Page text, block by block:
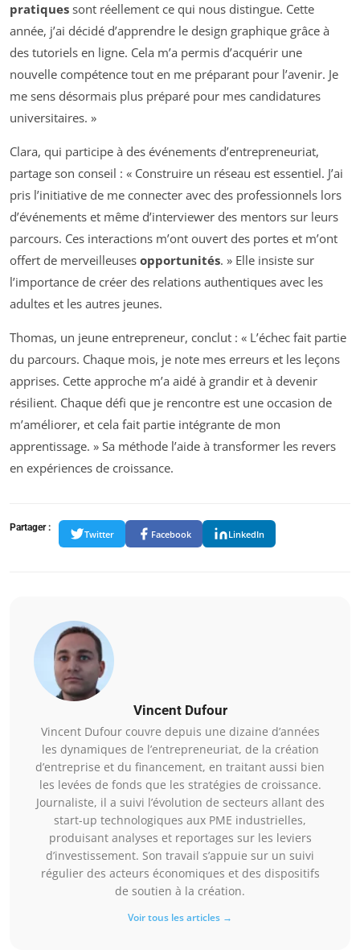
pratiques sont réellement ce qui nous distingue. Cette
année, j’ai décidé d’apprendre le design graphique grâce à
des tutoriels en ligne. Cela m’a permis d’acquérir une
nouvelle compétence tout en me préparant pour l’avenir. Je
me sens désormais plus préparé pour mes candidatures
universitaires. »
Clara, qui participe à des événements d’entrepreneuriat,
partage son conseil : « Construire un réseau est essentiel. J’ai
pris l’initiative de me connecter avec des professionnels lors
d’événements et même d’interviewer des mentors sur leurs
parcours. Ces interactions m’ont ouvert des portes et m’ont
offert de merveilleuses opportunités. » Elle insiste sur
l’importance de créer des relations authentiques avec les
adultes et les autres jeunes.
Thomas, un jeune entrepreneur, conclut : « L’échec fait partie
du parcours. Chaque mois, je note mes erreurs et les leçons
apprises. Cette approche m’a aidé à grandir et à devenir
résilient. Chaque défi que je rencontre est une occasion de
m’améliorer, et cela fait partie intégrante de mon
apprentissage. » Sa méthode l’aide à transformer les revers
en expériences de croissance.
Partager :
Twitter Facebook LinkedIn
Vincent Dufour
Vincent Dufour couvre depuis une dizaine d’années
les dynamiques de l’entrepreneuriat, de la création
d’entreprise et du financement, en traitant aussi bien
les levées de fonds que les stratégies de croissance.
Journaliste, il a suivi l’évolution de secteurs allant des
start-up technologiques aux PME industrielles,
produisant analyses et reportages sur les leviers
d’investissement. Son travail s’appuie sur un suivi
régulier des acteurs économiques et des dispositifs
de soutien à la création.
Voir tous les articles →